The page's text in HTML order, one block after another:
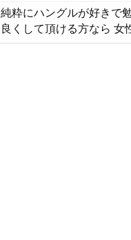
純粋にハングルが好きで
良くして頂ける方なら 女
籍が何処でも歓迎です♪